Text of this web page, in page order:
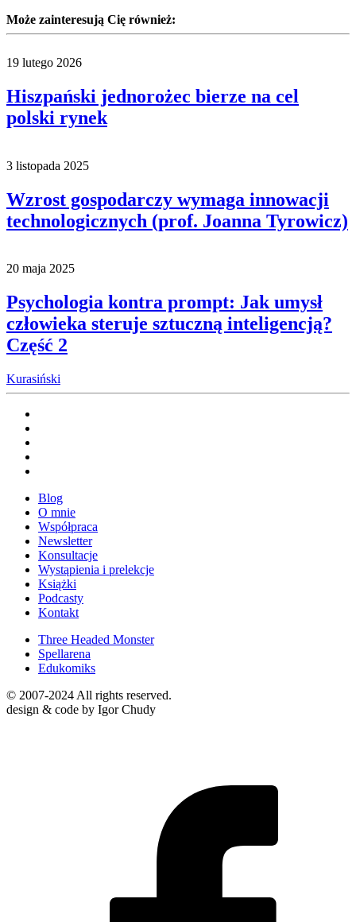
Może zainteresują Cię również:
19 lutego 2026
Hiszpański jednorożec bierze na cel
polski rynek
3 listopada 2025
Wzrost gospodarczy wymaga innowacji
technologicznych (prof. Joanna Tyrowicz)
20 maja 2025
Psychologia kontra prompt: Jak umysł
człowieka steruje sztuczną inteligencją?
Część 2
Kurasiński
Blog
O mnie
Współpraca
Newsletter
Konsultacje
Wystąpienia i prelekcje
Książki
Podcasty
Kontakt
Three Headed Monster
Spellarena
Edukomiks
© 2007-2024 All rights reserved.
design & code by Igor Chudy